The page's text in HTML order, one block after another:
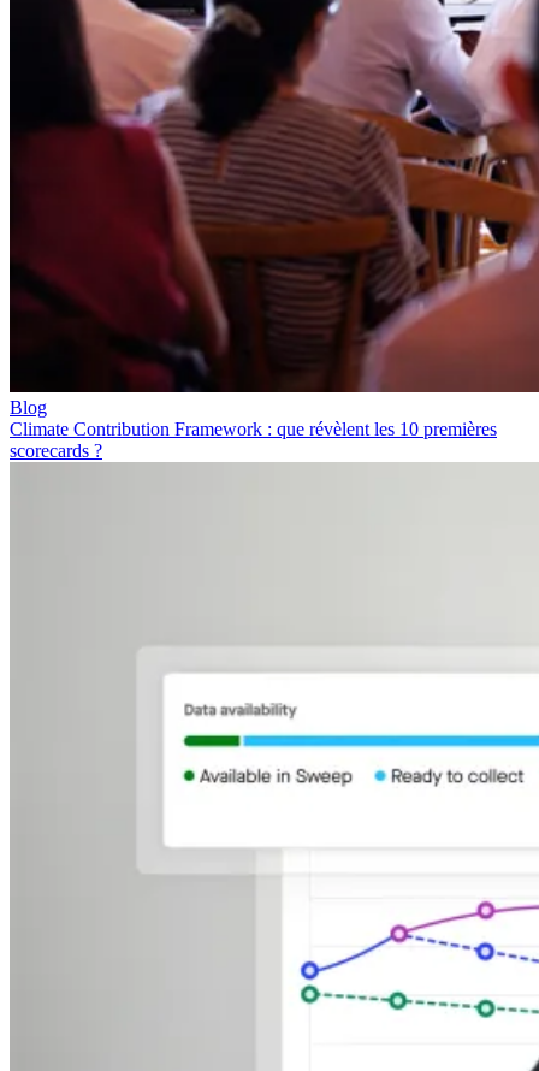
Blog
Climate Contribution Framework : que révèlent les 10 premières
scorecards ?